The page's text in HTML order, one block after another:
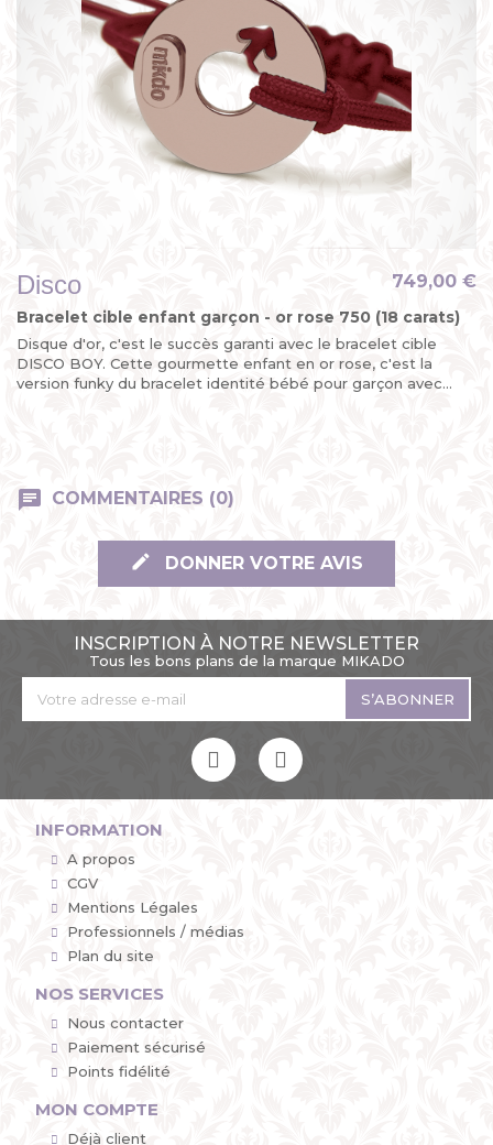
Disco
Bracelet cible enfant garçon - or rose 750 (18 carats)
Disque d'or, c'est le succès garanti avec le bracelet cible
DISCO BOY. Cette gourmette enfant en or rose, c'est la
version funky du bracelet identité bébé pour garçon avec...
749,00 €
COMMENTAIRES (0)
DONNER VOTRE AVIS
INSCRIPTION À NOTRE NEWSLETTER
Tous les bons plans de la marque MIKADO
S’ABONNER
INFORMATION
A propos
CGV
Mentions Légales
Professionnels / médias
Plan du site
NOS SERVICES
Nous contacter
Paiement sécurisé
Points fidélité
MON COMPTE
Déjà client